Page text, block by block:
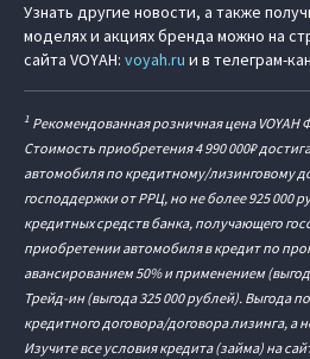
Узнать другие новости, а также
моделях и акциях бренда можно на
сайта VOYAH: voyah.ru и в телеграм-
1 Рекомендованная розничная цена VOYAH
Стоимость приобретения 4 990 000₽
автомобиля по кредитному/лизинговому
господдержки от РРЦ, но не более 925 000
кредитных средств банка, получающего
приобретении автомобиля в кредит по
авансированием 50% и применением
Трейд-ин (выгода 325 000 рублей). Выгода
кредитного договора/договора лизинга, а
Изучите все условия кредита (займа) на